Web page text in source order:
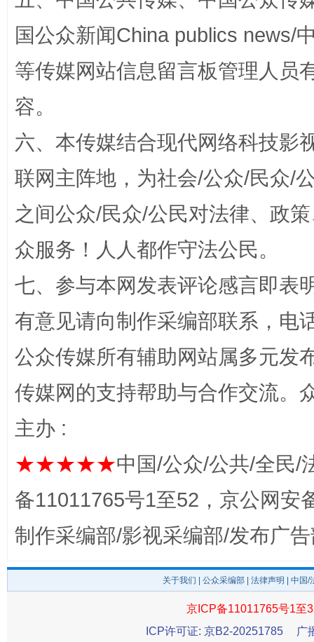
招工难、用工荒背后
网上购药对药下症？
在谋一域中谋全局
今
国公众新闻China publics news/
等传媒网站信息留言板管理人员
容。
六、本传媒结合现代网络科技影
联网主阵地，为社会/公众/民众/
之间公众/民众/公民对法律、政
众服务！人人都作守法公民。
七、参与本网发表评论感言即表
有意见请向制作采编部联系，电
公众传媒所有辅助网站属多元发
传媒网的支持帮助与合作交流。
主办 :
★★★★★中国/公众/公共/全民/
备11011765号1至52，京公网安
制作采编部/影视采编部/发布广
关于我们 公众采编部 法律声明 | 中国
京ICP备11011765号1至
ICP许可证: 京B2-20251785
广